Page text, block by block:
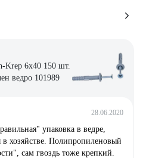
Krep 6х40 150 шт.
ведро 101989
28.06.2020
упаковка в ведре,
в хозяйстве. Полипропиленовый
сам гвоздь тоже крепкий.